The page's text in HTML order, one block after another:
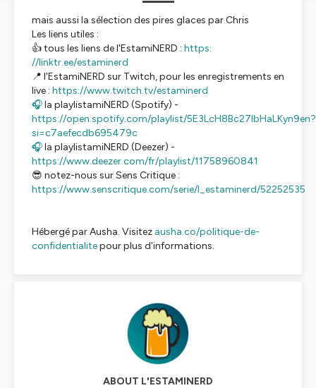
mais aussi la sélection des pires glaces par Chris
Les liens utiles :
👍 tous les liens de l'EstamiNERD : https:
//linktr.ee/estaminerd
📍 l'EstamiNERD sur Twitch, pour les enregistrements en
live : https://www.twitch.tv/estaminerd
🎧la playlistamiNERD (Spotify) -
https://open.spotify.com/playlist/5E3LcH8Bc27lbHaLKyn9en?
si=c7aefecdb695479c
🎧la playlistamiNERD (Deezer) -
https://www.deezer.com/fr/playlist/11758960841
😎 notez-nous sur Sens Critique :
https://www.senscritique.com/serie/l_estaminerd/52252535
Hébergé par Ausha. Visitez ausha.co/politique-de-
confidentialitepour plus d'informations.
ABOUT L'ESTAMINERD